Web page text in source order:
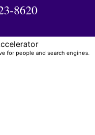
8620
for people and search engines.